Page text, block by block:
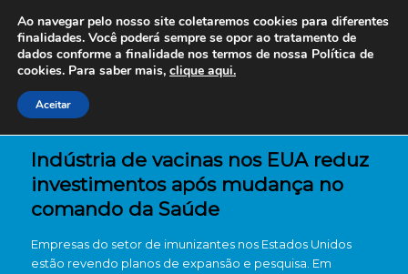
Indústria de vacinas nos EUA reduz
investimentos após mudança no
comando da Saúde
Empresas do setor de imunizantes nos Estados Unidos
estão revendo planos de expansão e pesquisa. Em
Ao navegar pelo nosso site coletaremos cookies para diferentes
finalidades. Você poderá sempre se opor ao tratamento de
dados conforme a finalidade nos termos de nossa Política de
cookies. Para saber mais, clique aqui.
Aceitar